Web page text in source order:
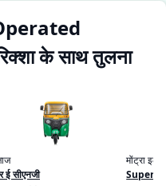
के साथ तुलना
ई सीएनजी
मोंट्रा
Super